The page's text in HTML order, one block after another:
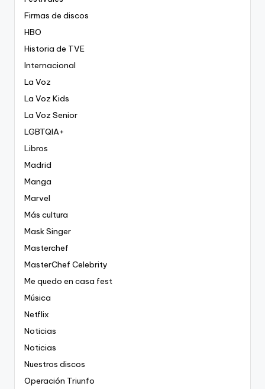
Firmas de discos
HBO
Historia de TVE
Internacional
La Voz
La Voz Kids
La Voz Senior
LGBTQIA+
Libros
Madrid
Manga
Marvel
Más cultura
Mask Singer
Masterchef
MasterChef Celebrity
Me quedo en casa fest
Música
Netflix
Noticias
Noticias
Nuestros discos
Operación Triunfo